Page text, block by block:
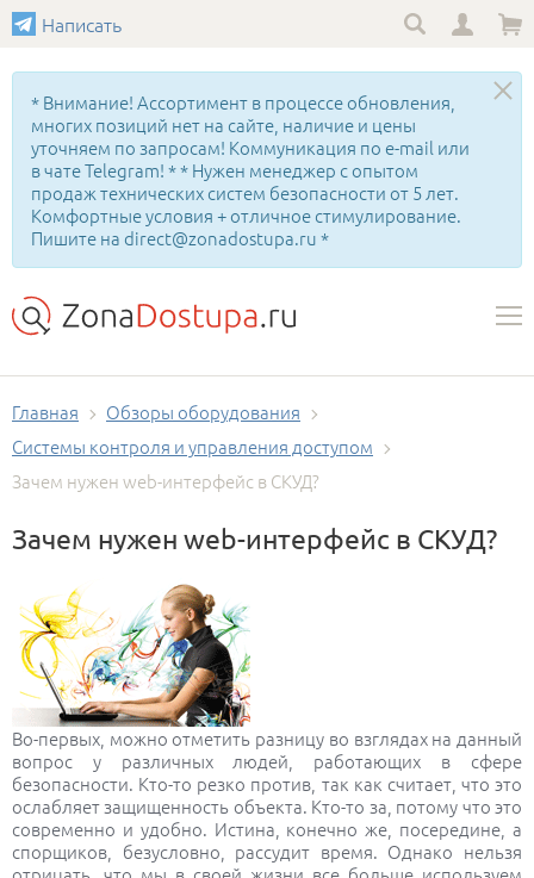
Написать
* Внимание! Ассортимент в процессе обновления,
многих позиций нет на сайте, наличие и цены
уточняем по запросам! Коммуникация по e-mail или
в чате Telegram! * * Нужен менеджер с опытом
продаж технических систем безопасности от 5 лет.
Комфортные условия + отличное стимулирование.
Пишите на direct@zonadostupa.ru *
Главная
Обзоры оборудования
Системы контроля и управления доступом
Зачем нужен web-интерфейс в СКУД?
Зачем нужен web-интерфейс в СКУД?
Во-первых, можно отметить разницу во взглядах на данный
вопрос у различных людей, работающих в сфере
безопасности. Кто-то резко против, так как считает, что это
ослабляет защищенность объекта. Кто-то за, потому что это
современно и удобно. Истина, конечно же, посередине, а
спорщиков, безусловно, рассудит время. Однако нельзя